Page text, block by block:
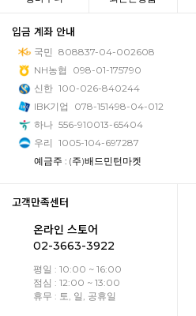
입금 계좌 안내
국민 808837-04-002608
NH농협
098-01-175790
신한 100-026-840244
IBK기업
078-151498-04-012
하나 556-910013-65404
우리 1005-104-697287
예금주 : (주)배드민턴마켓
고객만족센터
온라인 스토어
02-3663-3922
평일 : 10:00 ~ 16:00
점심 : 12:00 ~ 13:00
휴무 : 토, 일, 공휴일